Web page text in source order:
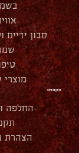
תקנונים
החלפה
הצהרת
סבון ידיים
מוצרי